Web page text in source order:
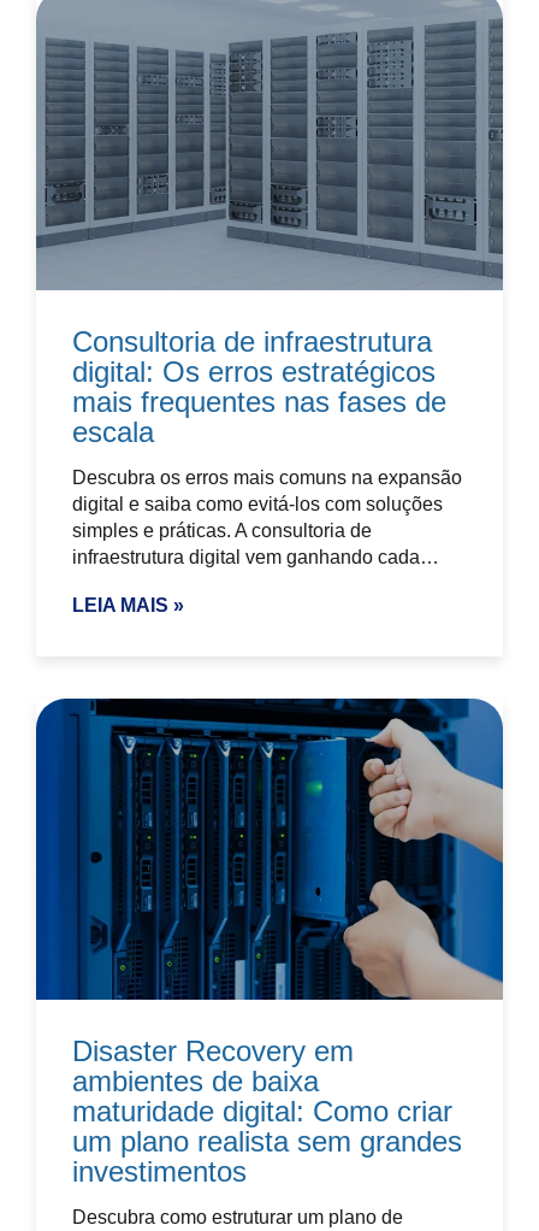
Consultoria de infraestrutura
digital: Os erros estratégicos
mais frequentes nas fases de
escala
Descubra os erros mais comuns na expansão
digital e saiba como evitá-los com soluções
simples e práticas. A consultoria de
infraestrutura digital vem ganhando cada…
LEIA MAIS »
Disaster Recovery em
ambientes de baixa
maturidade digital: Como criar
um plano realista sem grandes
investimentos
Descubra como estruturar um plano de